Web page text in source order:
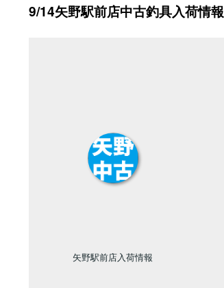
9/14矢野駅前店中古釣具入荷情報
矢野駅前店入荷情報